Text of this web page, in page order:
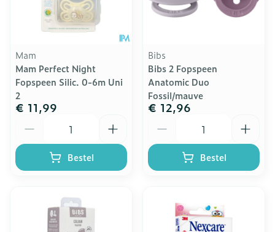
Mam
Mam Perfect Night
Fopspeen Silic. 0-6m Uni
2
€ 11,99
Bestel
Bibs
Bibs 2 Fopspeen
Anatomic Duo
Fossil/mauve
€ 12,96
Bestel